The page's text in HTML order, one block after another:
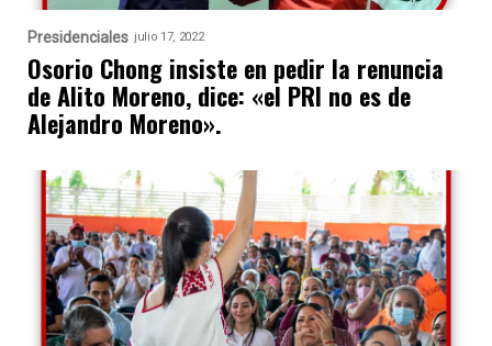
Presidenciales julio 17, 2022
Osorio Chong insiste en pedir la renuncia
de Alito Moreno, dice: «el PRI no es de
Alejandro Moreno».